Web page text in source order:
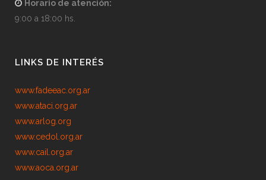
Horario de atención:
9:00 a 18:00 hs.
LINKS DE INTERÉS
www.fadeeac.org.ar
www.ataci.org.ar
www.arlog.org
www.cedol.org.ar
www.cail.org.ar
www.aoca.org.ar